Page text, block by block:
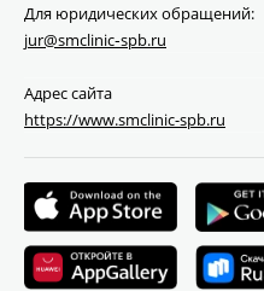
Для юридических обращений:
jur@smclinic‑spb.ru
Адрес сайта
https://www.smclinic-spb.ru